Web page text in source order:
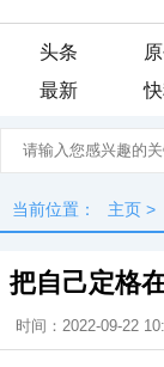
头条
最新
当前位置： 主页 >
把自己定格
时间：2022-09-22